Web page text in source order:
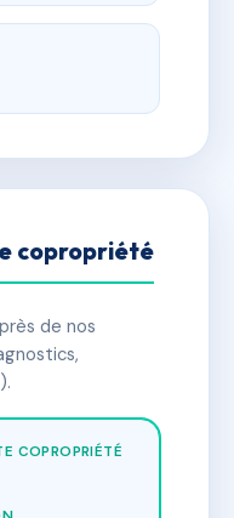
copropriété
de nos
COPROPRIÉTÉ